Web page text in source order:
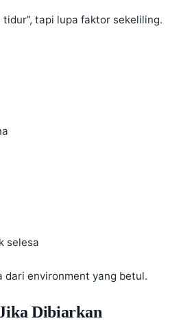
tidur”, tapi lupa faktor sekeliling.
selesa
environment yang betul.
Dibiarkan